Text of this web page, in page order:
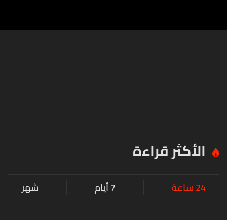
الأكثر قراءة
24 ساعة 7 أيام شهر